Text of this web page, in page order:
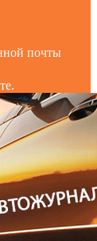
почты